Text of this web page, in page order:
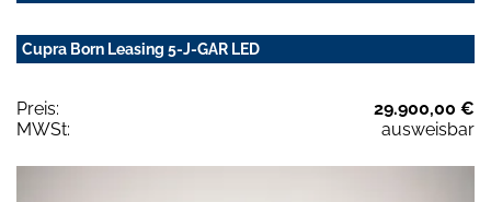
Cupra Born Leasing 5-J-GAR LED
Preis:
29.900,00 €
MWSt:
ausweisbar